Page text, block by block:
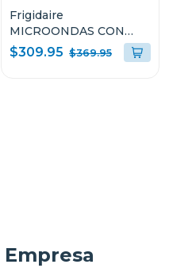
Frigidaire
MICROONDAS CON
EXTRACTOR DE 1.8P³
1000W S1846BS
$309.95 $369.95
Empresa